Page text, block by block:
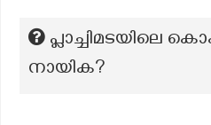
പ്ലാച്ചിമടയിലെ
നായിക?